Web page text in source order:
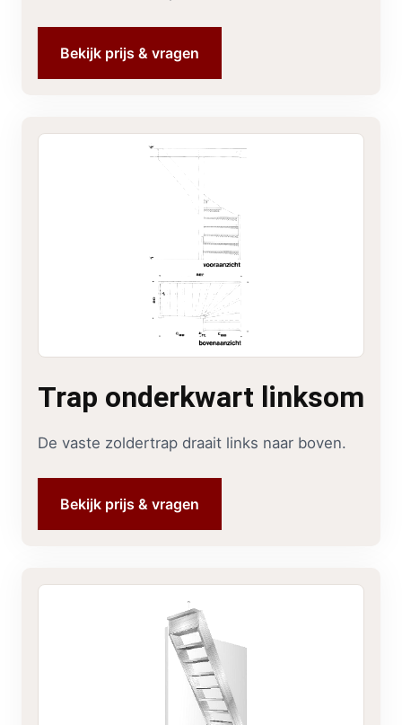
Bekijk prijs & vragen
Trap onderkwart linksom
De vaste zoldertrap draait links naar boven.
Bekijk prijs & vragen